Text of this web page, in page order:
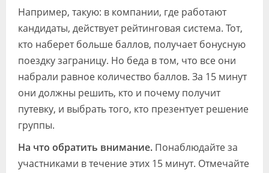
Например, такую: в компании, где работают
кандидаты, действует рейтинговая система. Тот,
кто наберет больше баллов, получает бонусную
поездку заграницу. Но беда в том, что все они
набрали равное количество баллов. За 15 минут
они должны решить, кто и почему получит
путевку, и выбрать того, кто презентует решение
группы.
На что обратить внимание. Понаблюдайте за
участниками в течение этих 15 минут. Отмечайте